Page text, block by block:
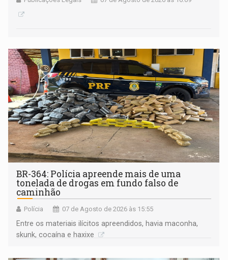
BR-364: Polícia apreende mais de uma
tonelada de drogas em fundo falso de
caminhão
Polícia 07 de Agosto de 2026 às 15:55
Entre os materiais ilícitos apreendidos, havia maconha,
skunk, cocaína e haxixe